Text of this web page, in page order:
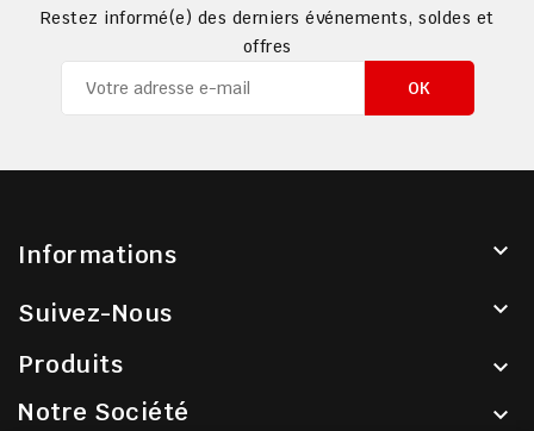
Restez informé(e) des derniers événements, soldes et
offres
Informations 
Suivez-Nous 
Produits 
Notre Société 